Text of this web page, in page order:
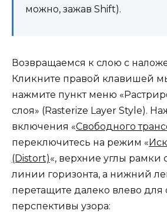
можно, зажав Shift).
Возвращаемся к слою с
Кликните правой клавишей
нажмите пункт меню
слоя» (Rasterize Layer Style).
включения «Свободного
переключитесь на режим «
(Distort)«, верхние углы рамки
линии горизонта, а нижний
перетащите далеко влево для
перспективы узора: